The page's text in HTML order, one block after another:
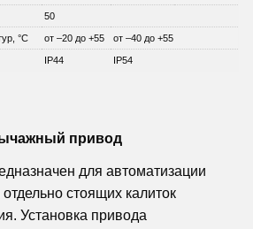
50
°C от –20 до +55 от –40 до +55
IP44 IP54
привод
для автоматизации
стоящих калиток
Установка привода